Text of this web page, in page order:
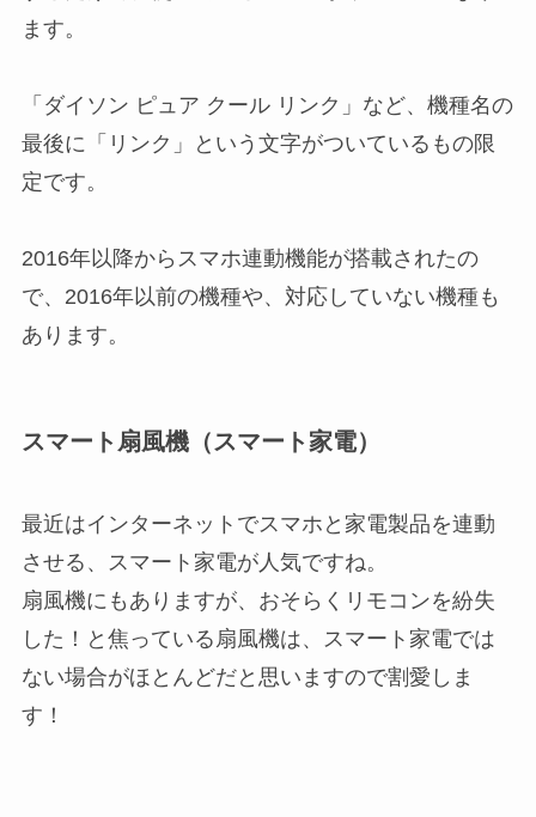
ます。
「ダイソン ピュア クール リンク」など、機種名の
最後に「リンク」という文字がついているもの限
定です。
2016年以降からスマホ連動機能が搭載されたの
で、2016年以前の機種や、対応していない機種も
あります。
スマート扇風機（スマート家電）
最近はインターネットでスマホと家電製品を連動
させる、スマート家電が人気ですね。
扇風機にもありますが、おそらくリモコンを紛失
した！と焦っている扇風機は、スマート家電では
ない場合がほとんどだと思いますので割愛しま
す！